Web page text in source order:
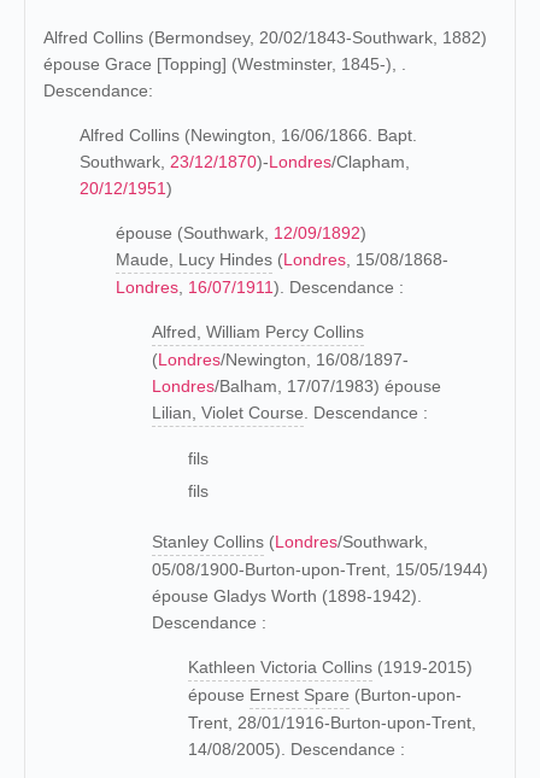
Alfred Collins (Bermondsey, 20/02/1843-Southwark, 1882)
épouse Grace [Topping] (Westminster, 1845-), .
Descendance:
Alfred Collins (Newington, 16/06/1866. Bapt.
Southwark, 23/12/1870)-Londres/Clapham,
20/12/1951)
épouse (Southwark, 12/09/1892)
Maude, Lucy Hindes (Londres , 15/08/1868-
Londres 16/07/1911). Descendance :
Alfred, William Percy Collins
(Londres/Newington, 16/08/1897-
Londres/Balham, 17/07/1983) épouse
Lilian, Violet Course . Descendance :
fils
fils
Stanley Collins (Londres/Southwark,
05/08/1900-Burton-upon-Trent, 15/05/1944)
épouse Gladys Worth (1898-1942).
Descendance :
Kathleen Victoria Collins (1919-2015)
épouse Ernest Spare (Burton-upon-
Trent, 28/01/1916-Burton-upon-Trent,
14/08/2005). Descendance :